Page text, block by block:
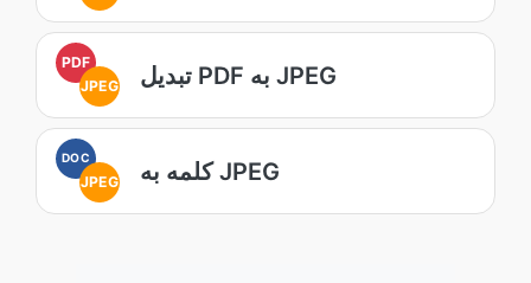
PDF
JPEG
تبدیل PDF به JPEG
DOC
JPEG کلمه به JPEG